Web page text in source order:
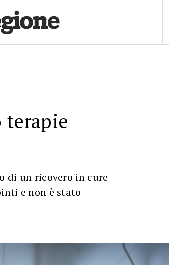
terapie
di un ricovero in cure
e non è stato